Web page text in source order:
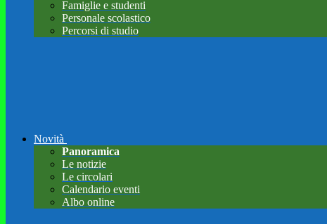
Famiglie e studenti
Personale scolastico
Percorsi di studio
Novità
Panoramica
Le notizie
Le circolari
Calendario eventi
Albo online